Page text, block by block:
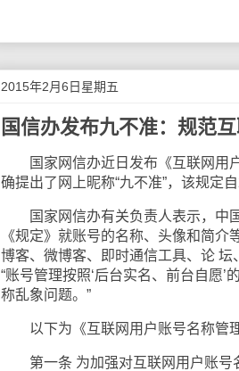
2015年2月6日星期五
国信办发布九不准：规范
国家网信办近日发布《互联网用户
确提出了网上昵称“九不准”，该规定
国家网信办有关负责人表示，中国
《规定》就账号的名称、头像和简
博客、微博客、即时通信工具、论 坛
“账号管理按照‘后台实名、前台自愿
称乱象问题。”
以下为《互联网用户账号名称管理
第一条 为加强对互联网用户账号